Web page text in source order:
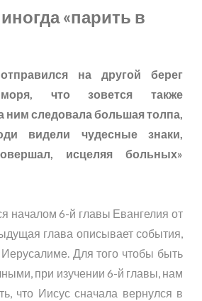
«парить в
на другой берег
моря, что зовется также
ним следовала большая толпа,
видели чудесные знаки,
исцеляя больных»
началом 6-й главы Евангелия от
глава описывает события,
Для того чтобы быть
при изучении 6-й главы, нам
что Иисус сначала вернулся в